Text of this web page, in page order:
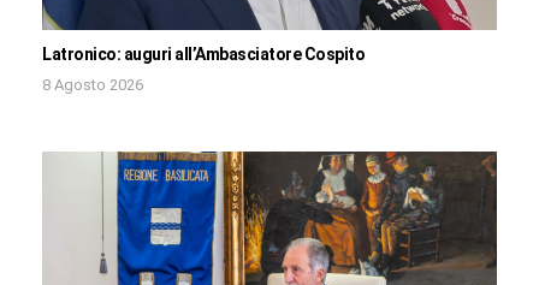
Latronico: auguri all’Ambasciatore Cospito
8 Agosto 2026